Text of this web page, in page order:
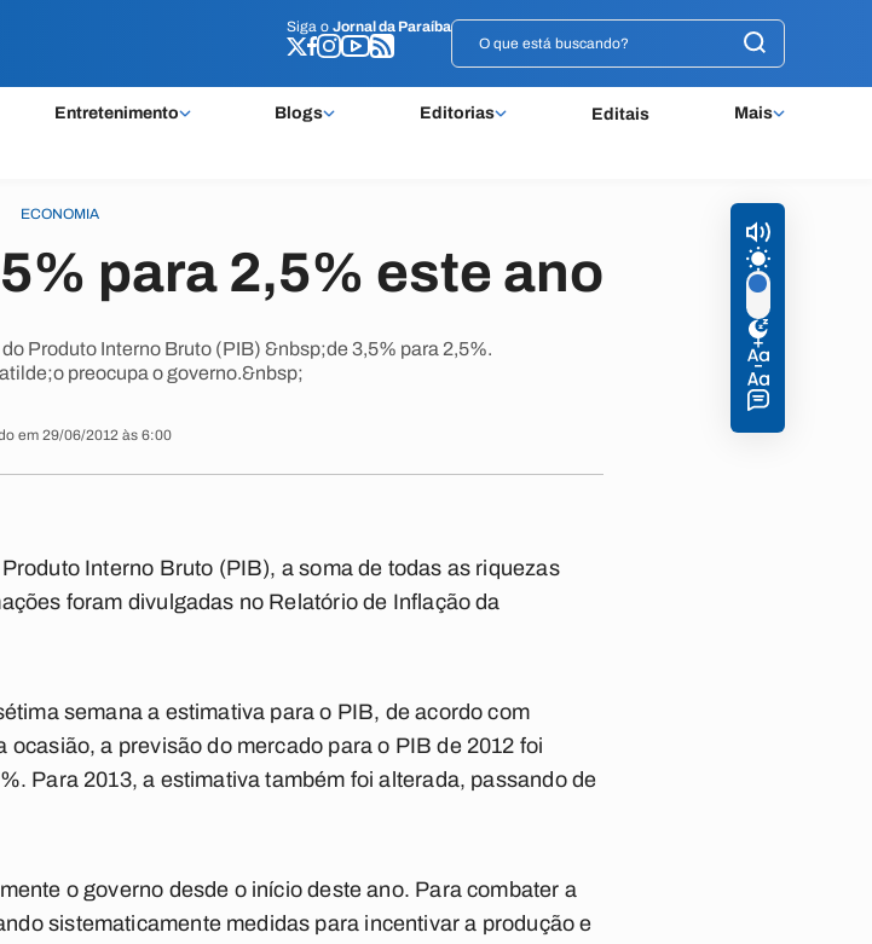
Siga o Jornal da Paraíba
Entretenimento Blogs Editorias Editais Mais
Siga o Jornal da Paraíba
ECONOMIA
para 2,5% este ano
Produto Interno Bruto (PIB) &nbsp;de 3,5% para 2,5%.
preocupa o governo.&nbsp;
em 29/06/2012 às 6:00
Interno Bruto (PIB), a soma de todas as riquezas
foram divulgadas no Relatório de Inflação da
semana a estimativa para o PIB, de acordo com
a previsão do mercado para o PIB de 2012 foi
Para 2013, a estimativa também foi alterada, passando de
o governo desde o início deste ano. Para combater a
sistematicamente medidas para incentivar a produção e